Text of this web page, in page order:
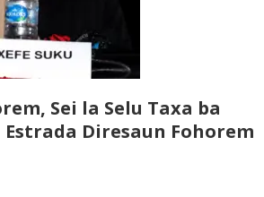
Sei la Selu Taxa ba
Diresaun Fohorem